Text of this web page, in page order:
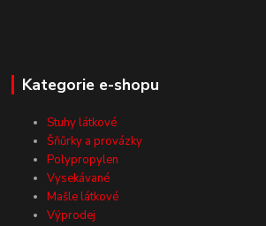
Kategorie e-shopu
Stuhy látkové
Šňůrky a provázky
Polypropylen
Vysekávané
Mašle látkové
Výprodej